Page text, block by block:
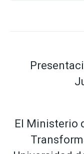
entre
El Ministerio